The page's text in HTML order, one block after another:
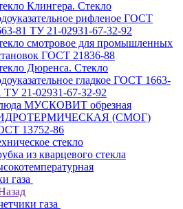
Клингера. Стекло
рифленое ГОСТ
81 ТУ 21-02931-67-32-92
смотровое для промышленных
ГОСТ 21836-88
Дюренса. Стекло
гладкое ГОСТ 1663-
ТУ 21-02931-67-32-92
МУСКОВИТ обрезная
(СМОГ)
13752-86
стекло
из кварцевого стекла
газа
газа